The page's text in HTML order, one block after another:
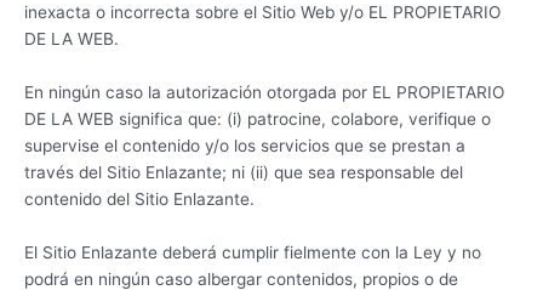
inexacta o incorrecta sobre el Sitio Web y/o EL PROPIETARIO
DE LA WEB.
En ningún caso la autorización otorgada por EL PROPIETARIO
DE LA WEB significa que: (i) patrocine, colabore, verifique o
supervise el contenido y/o los servicios que se prestan a
través del Sitio Enlazante; ni (ii) que sea responsable del
contenido del Sitio Enlazante.
El Sitio Enlazante deberá cumplir fielmente con la Ley y no
podrá en ningún caso albergar contenidos, propios o de